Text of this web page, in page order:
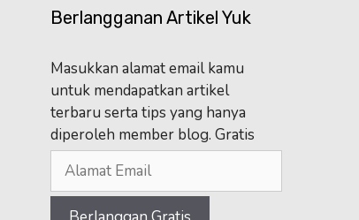
Berlangganan Artikel Yuk
Masukkan alamat email kamu
untuk mendapatkan artikel
terbaru serta tips yang hanya
diperoleh member blog. Gratis